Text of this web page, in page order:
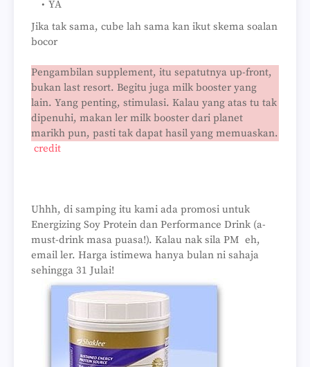
YA
Jika tak sama, cube lah sama kan ikut skema soalan
bocor
Pengambilan supplement, itu sepatutnya up-front,
bukan last resort. Begitu juga milk booster yang
lain. Yang penting, stimulasi. Kalau yang atas tu tak
dipenuhi, makan ler milk booster dari planet
marikh pun, pasti tak dapat hasil yang memuaskan.
credit
Uhhh, di samping itu kami ada promosi untuk
Energizing Soy Protein dan Performance Drink (a-
must-drink masa puasa!). Kalau nak sila PM eh,
email ler. Harga istimewa hanya bulan ni sahaja
sehingga 31 Julai!